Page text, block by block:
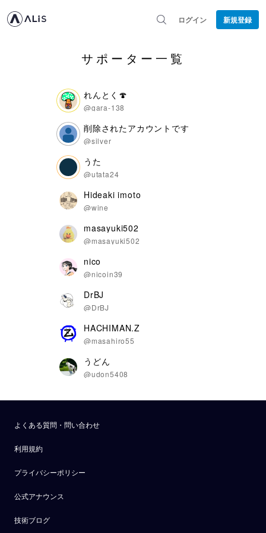
ログイン 新規登録
サポーター一覧
れんとく🍄
@gara-138
削除されたアカウントです
@silver
うた
@utata24
Hideaki imoto
@wine
masayuki502
@masayuki502
nico
@nicoin39
DrBJ
@DrBJ
HACHIMAN.Z
@masahiro55
うどん
@udon5408
よくある質問・問い合わせ
利用規約
プライバシーポリシー
公式アナウンス
技術ブログ